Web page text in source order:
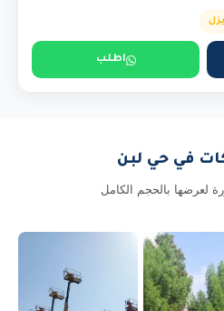
اطلب
في حي لبن
لعرضها بالحجم الكامل